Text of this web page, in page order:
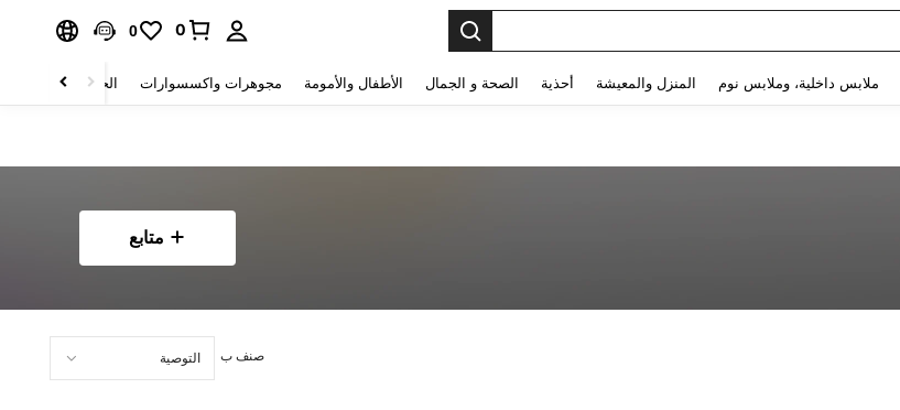
0
0
ملابس داخلية، وملابس نوم المنزل والمعيشة أحذية الصحة و الجمال الأطفال والأمومة مجوهرات واكسسوارات الحقائب والأمتعة
متابع
صنف ب